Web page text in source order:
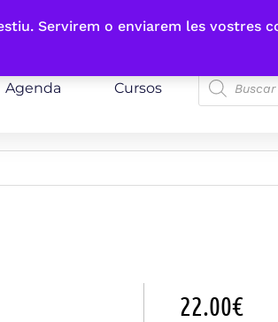
Servirem o enviarem les vostres
Agenda Cursos
22.00€